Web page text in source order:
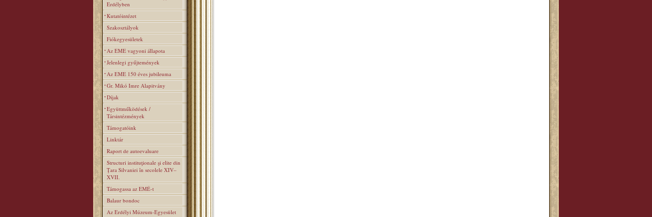
Erdélyben
Kutatóintézet
Szakosztályok
Fiókegyesületek
Az EME vagyoni állapota
Jelenlegi gyűjtemények
Az EME 150 éves jubileuma
Gr. Mikó Imre Alapitvány
Díjak
Együttműködések /
Társintézmények
Támogatóink
Linktár
Raport de autoevaluare
Structuri instituţionale şi elite din
Ţara Silvaniei în secolele XIV–
XVII.
Támogassa az EMÉ-t
Balaur bondoc
Az Erdélyi Múzeum-Egyesület